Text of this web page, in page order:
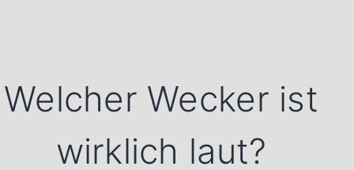
Welcher Wecker ist
wirklich laut?